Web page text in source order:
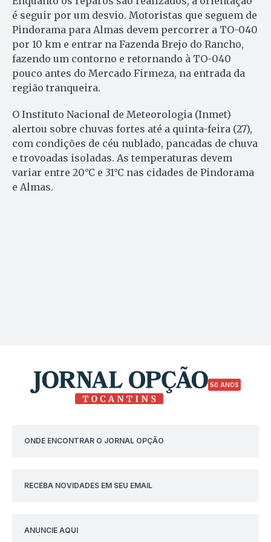
é seguir por um desvio. Motoristas que seguem de
Pindorama para Almas devem percorrer a TO-040
por 10 km e entrar na Fazenda Brejo do Rancho,
fazendo um contorno e retornando à TO-040
pouco antes do Mercado Firmeza, na entrada da
região tranqueira.
O Instituto Nacional de Meteorologia (Inmet)
alertou sobre chuvas fortes até a quinta-feira (27),
com condições de céu nublado, pancadas de chuva
e trovoadas isoladas. As temperaturas devem
variar entre 20°C e 31°C nas cidades de Pindorama
e Almas.
50 ANOS
ONDE ENCONTRAR O JORNAL OPÇÃO
RECEBA NOVIDADES EM SEU EMAIL
ANUNCIE AQUI